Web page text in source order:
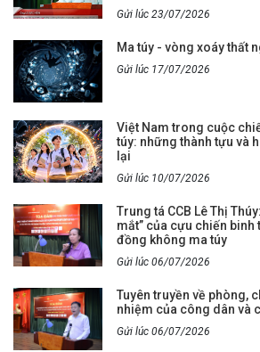
Gửi lúc 23/07/2026
Ma túy - vòng xoáy thất
Gửi lúc 17/07/2026
Việt Nam trong cuộc
túy: những thành tựu và
lại
Gửi lúc 10/07/2026
Trung tá CCB Lê Thị
mắt” của cựu chiến
đồng không ma túy
Gửi lúc 06/07/2026
Tuyên truyền về phòng,
nhiệm của công dân và
Gửi lúc 06/07/2026